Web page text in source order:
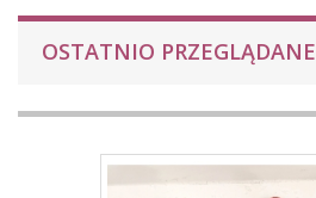
OSTATNIO PRZEGLĄDANE